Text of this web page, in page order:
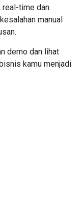
real-time dan
manual
demo dan lihat
kamu menjadi